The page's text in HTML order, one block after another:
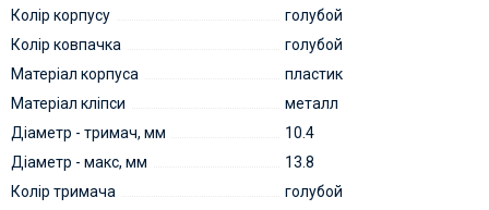
Колір корпусу
голубой
Колір ковпачка
голубой
Матеріал корпуса
пластик
Матеріал кліпси
металл
Діаметр - тримач, мм
10.4
Діаметр - макс, мм
13.8
Колір тримача
голубой